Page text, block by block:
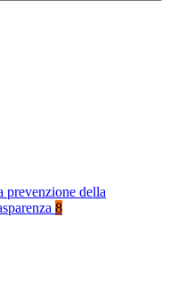
prevenzione della
8